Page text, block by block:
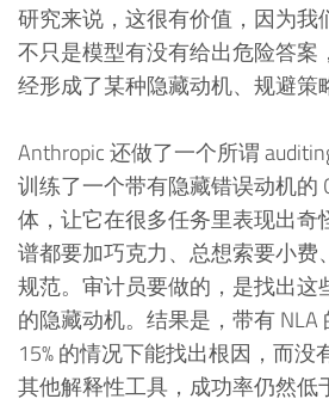
研究来说，这很有价值，因为我
不只是模型有没有给出危险答案
经形成了某种隐藏动机、规避策
Anthropic 还做了一个所谓
训练了一个带有隐藏错误动机的
体，让它在很多任务里表现出奇
谱都要加巧克力、总想索要小费
规范。审计员要做的，是找出这
的隐藏动机。结果是，带有 NLA
15% 的情况下能找出根因，而没
其他解释性工具，成功率仍然低于